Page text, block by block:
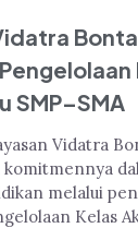
SMP–SMA
Vidatra
komitmennya
melalui
Kelas